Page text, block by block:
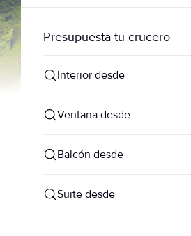
Presupuesta tu crucero
Interior desde
Ventana desde
Balcón desde
Suite desde